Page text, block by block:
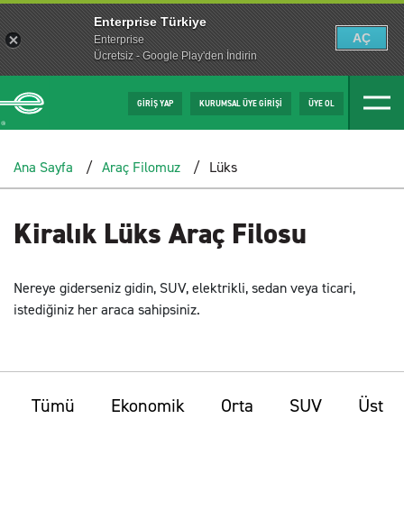
GİRİŞ YAP KURUMSAL ÜYE GİRİŞİ ÜYE OL
Ana Sayfa Araç Filomuz Lüks
Kiralık Lüks Araç Filosu
Nereye giderseniz gidin, SUV, elektrikli, sedan veya ticari,
istediğiniz her araca sahipsiniz.
Tümü Ekonomik Orta SUV Üst
Enterprise Türkiye
Enterprise
Ücretsiz - Google Play'den İndirin
AÇ